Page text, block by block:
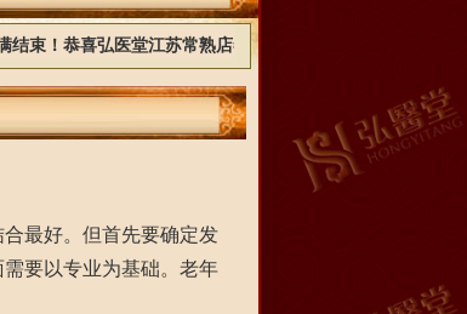
恭喜弘医堂江苏常熟店签约成功，恭喜弘医堂浙江省浦江
最好。但首先要确定发
要以专业为基础。老年